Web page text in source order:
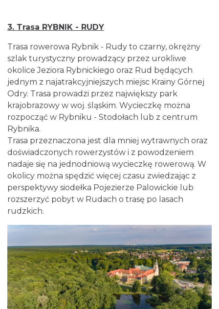
3. Trasa RYBNIK - RUDY
Trasa rowerowa Rybnik - Rudy to czarny, okrężny
szlak turystyczny prowadzący przez urokliwe
okolice Jeziora Rybnickiego oraz Rud będących
jednym z najatrakcyjniejszych miejsc Krainy Górnej
Odry. Trasa prowadzi przez największy park
krajobrazowy w woj. śląskim. Wycieczkę można
rozpocząć w Rybniku - Stodołach lub z centrum
Rybnika.
Trasa przeznaczona jest dla mniej wytrawnych oraz
doświadczonych rowerzystów i z powodzeniem
nadaje się na jednodniową wycieczkę rowerową. W
okolicy można spędzić więcej czasu zwiedzając z
perspektywy siodełka Pojezierze Palowickie lub
rozszerzyć pobyt w Rudach o trasę po lasach
rudzkich.